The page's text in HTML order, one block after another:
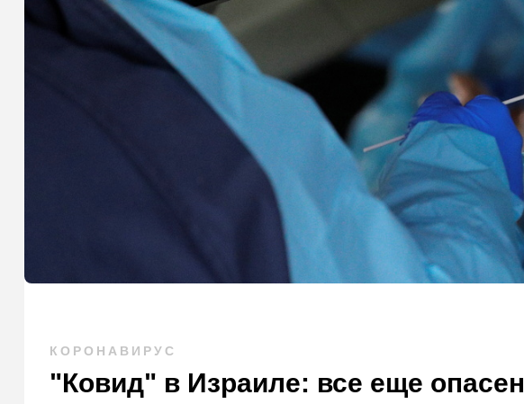
КОРОНАВИРУС
"Ковид" в Израиле: все еще опасен